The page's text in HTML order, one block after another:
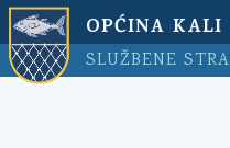
OPĆINA KALI
SLUŽBENE